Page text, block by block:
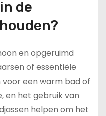
de
en opgeruimd
of essentiële
een warm bad of
en het gebruik van
helpen om het